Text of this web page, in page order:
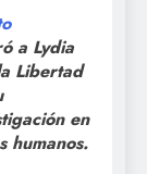
a Lydia
Libertad
en
humanos.